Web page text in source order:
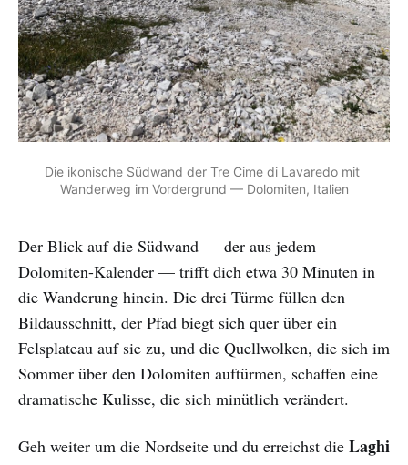
Die ikonische Südwand der Tre Cime di Lavaredo mit
Wanderweg im Vordergrund — Dolomiten, Italien
Der Blick auf die Südwand — der aus jedem
Dolomiten-Kalender — trifft dich etwa 30 Minuten in
die Wanderung hinein. Die drei Türme füllen den
Bildausschnitt, der Pfad biegt sich quer über ein
Felsplateau auf sie zu, und die Quellwolken, die sich im
Sommer über den Dolomiten auftürmen, schaffen eine
dramatische Kulisse, die sich minütlich verändert.
Geh weiter um die Nordseite und du erreichst die Laghi